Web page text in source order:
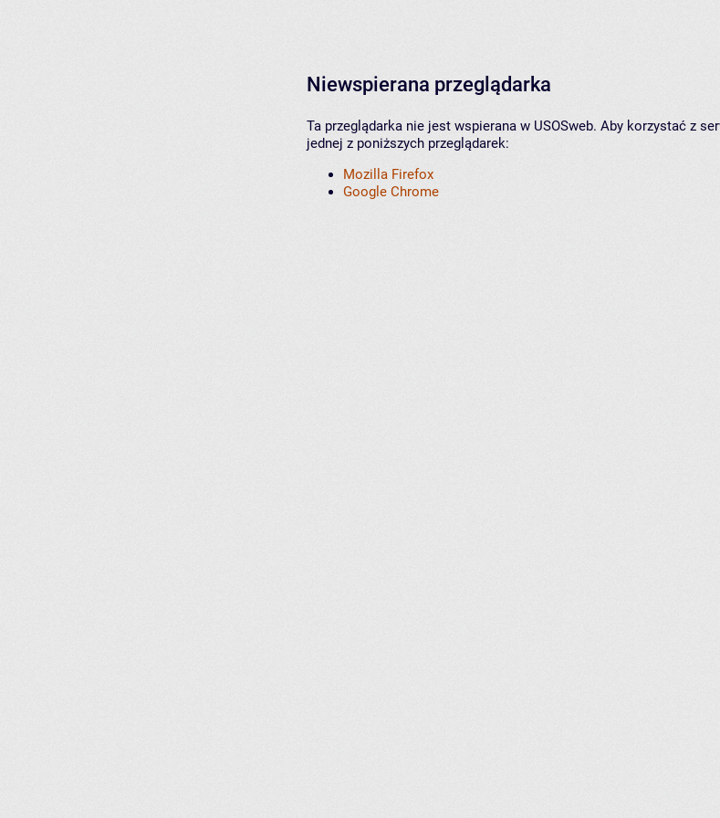
Niewspierana przeglądarka
Ta przeglądarka nie jest wspierana w USOSweb. Aby korzystać z
jednej z poniższych przeglądarek:
Mozilla Firefox
Google Chrome